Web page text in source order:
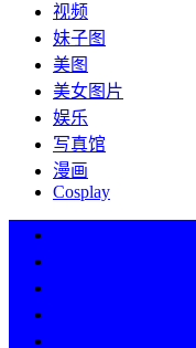
视频
妹子图
美图
美女图片
娱乐
写真馆
漫画
Cosplay